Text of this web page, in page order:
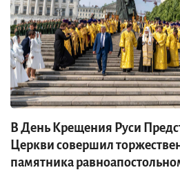
В День Крещения Руси
Церкви совершил
памятника